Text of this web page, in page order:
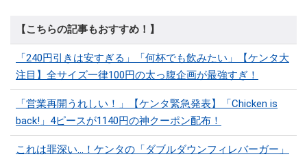
【こちらの記事もおすすめ！】
「240円引きは安すぎる」「何杯でも飲みたい」【ケンタ大
注目】全サイズ一律100円の太っ腹企画が最強すぎ！
「営業再開うれしい！」【ケンタ緊急発表】「Chicken is
back!」4ピースが1140円の神クーポン配布！
これは罪深い…！ケンタの「ダブルダウンフィレバーガー」